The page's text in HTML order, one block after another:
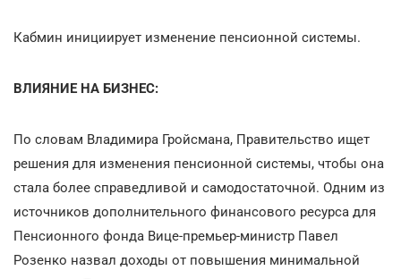
Кабмин инициирует изменение пенсионной системы.
ВЛИЯНИЕ НА БИЗНЕС:
По словам Владимира Гройсмана, Правительство ищет
решения для изменения пенсионной системы, чтобы она
стала более справедливой и самодостаточной. Одним из
источников дополнительного финансового ресурса для
Пенсионного фонда Вице-премьер-министр Павел
Розенко назвал доходы от повышения минимальной